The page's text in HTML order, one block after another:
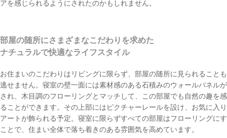
アを感じられるようにされたのかもしれません。
部屋の随所にさまざまなこだわりを求めた
ナチュラルで快適なライフスタイル
お住まいのこだわりはリビングに限らず、部屋の随所に見られること
逃せません。寝室の壁一面には素材感のある石積みのウォールパネル
され、木目調のフローリングとマッチして、この部屋でも自然の趣を
ることができます。その上部にはピクチャーレールを設け、お気に入
アートが飾られる予定。寝室に限らずすべての部屋はフローリングに
ことで、住まい全体で落ち着きのある雰囲気を高めています。